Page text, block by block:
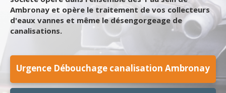
Ambronay et opère le traitement de vos collecteurs
d'eaux vannes et même le désengorgeage de
canalisations.
Urgence Débouchage canalisation Ambronay